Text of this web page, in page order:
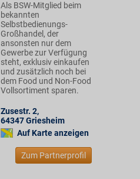
Als BSW-Mitglied beim
bekannten
Selbstbedienungs-
Großhandel, der
ansonsten nur dem
Gewerbe zur Verfügung
steht, exklusiv einkaufen
und zusätzlich noch bei
dem Food und Non-Food
Vollsortiment sparen.
Zusestr. 2,
64347Griesheim
Auf Karte anzeigen
Zum Partnerprofil